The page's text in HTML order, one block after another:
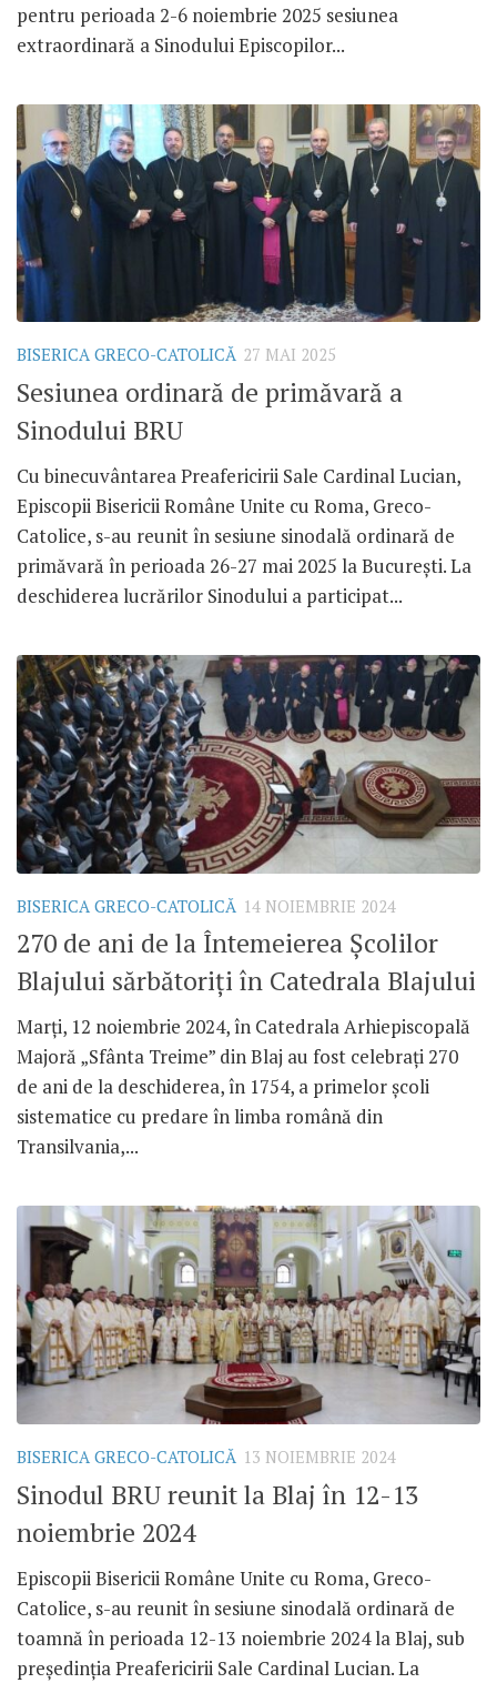
pentru perioada 2-6 noiembrie 2025 sesiunea
extraordinară a Sinodului Episcopilor...
BISERICA GRECO-CATOLICĂ 27 MAI 2025
Sesiunea ordinară de primăvară a
Sinodului BRU
Cu binecuvântarea Preafericirii Sale Cardinal Lucian,
Episcopii Bisericii Române Unite cu Roma, Greco-
Catolice, s-au reunit în sesiune sinodală ordinară de
primăvară în perioada 26-27 mai 2025 la București. La
deschiderea lucrărilor Sinodului a participat...
BISERICA GRECO-CATOLICĂ 14 NOIEMBRIE 2024
270 de ani de la Întemeierea Școlilor
Blajului sărbătoriți în Catedrala Blajului
Marți, 12 noiembrie 2024, în Catedrala Arhiepiscopală
Majoră „Sfânta Treime” din Blaj au fost celebrați 270
de ani de la deschiderea, în 1754, a primelor școli
sistematice cu predare în limba română din
Transilvania,...
BISERICA GRECO-CATOLICĂ 13 NOIEMBRIE 2024
Sinodul BRU reunit la Blaj în 12-13
noiembrie 2024
Episcopii Bisericii Române Unite cu Roma, Greco-
Catolice, s-au reunit în sesiune sinodală ordinară de
toamnă în perioada 12-13 noiembrie 2024 la Blaj, sub
președinția Preafericirii Sale Cardinal Lucian. La